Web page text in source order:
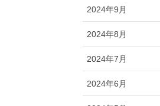
2024年9月
2024年8月
2024年7月
2024年6月